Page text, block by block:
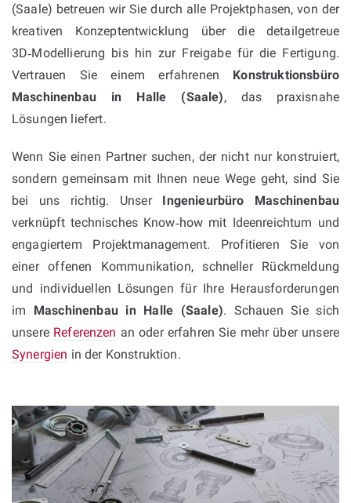
(Saale) betreuen wir Sie durch alle Projektphasen, von der
kreativen Konzeptentwicklung über die detailgetreue
3D‑Modellierung bis hin zur Freigabe für die Fertigung.
Vertrauen Sie einem erfahrenen Konstruktionsbüro
Maschinenbau in Halle (Saale), das praxisnahe
Lösungen liefert.
Wenn Sie einen Partner suchen, der nicht nur konstruiert,
sondern gemeinsam mit Ihnen neue Wege geht, sind Sie
bei uns richtig. Unser Ingenieurbüro Maschinenbau
verknüpft technisches Know‑how mit Ideenreichtum und
engagiertem Projektmanagement. Profitieren Sie von
einer offenen Kommunikation, schneller Rückmeldung
und individuellen Lösungen für Ihre Herausforderungen
im Maschinenbau in Halle (Saale). Schauen Sie sich
unsere Referenzen an oder erfahren Sie mehr über unsere
Synergien in der Konstruktion.